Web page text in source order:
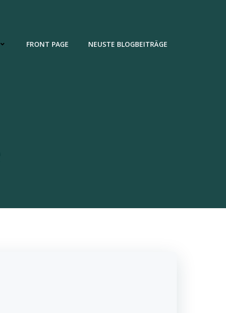
FRONT PAGE NEUSTE BLOGBEITRÄGE